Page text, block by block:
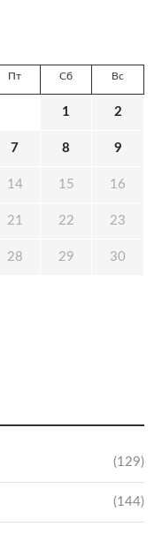
(129)
(144)
Пт Сб Вс
1 2
7 8 9
14 15 16
21 22 23
28 29 30